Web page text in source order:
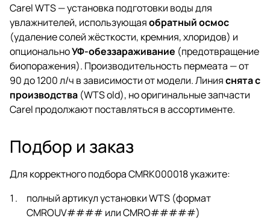
Carel WTS — установка подготовки воды для
увлажнителей, использующаяобратный осмос
(удаление солей жёсткости, кремния, хлоридов) и
опциональноУФ-обеззараживание (предотвращение
биопоражения). Производительность пермеата — от
90 до 1200 л/ч в зависимости от модели. Линияснята с
производства (WTS old), но оригинальные запчасти
Carel продолжают поставляться в ассортименте.
Подбор и заказ
Для корректного подбора CMRK000018 укажите:
полный артикул установки WTS (формат
CMROUV#### или CMRO#####)